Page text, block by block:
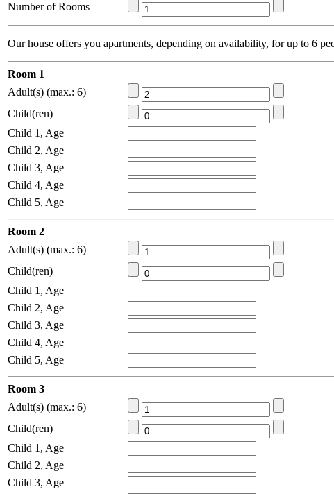
Number of Rooms
Our house offers you apartments, depending on availability, for up to 6
Room 1
Adult(s) (max.: 6)
Child(ren)
Child 1, Age
Child 2, Age
Child 3, Age
Child 4, Age
Child 5, Age
Room 2
Adult(s) (max.: 6)
Child(ren)
Child 1, Age
Child 2, Age
Child 3, Age
Child 4, Age
Child 5, Age
Room 3
Adult(s) (max.: 6)
Child(ren)
Child 1, Age
Child 2, Age
Child 3, Age